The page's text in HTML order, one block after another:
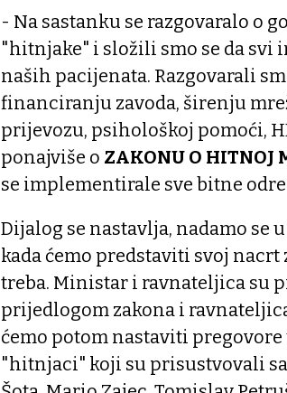
- Na sastanku se razgovaralo o
"hitnjake" i složili smo se da svi
naših pacijenata. Razgovarali
financiranju zavoda, širenju
prijevozu, psihološkoj pomoći,
ponajviše o ZAKONU O HITNOJ
se implementirale sve bitne
Dijalog se nastavlja, nadamo se
kada ćemo predstaviti svoj
treba. Ministar i ravnateljica su
prijedlogom zakona i
ćemo potom nastaviti
"hitnjaci" koji su prisustvovali